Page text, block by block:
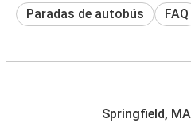
Paradas de autobús FAQ
Springfield, MA